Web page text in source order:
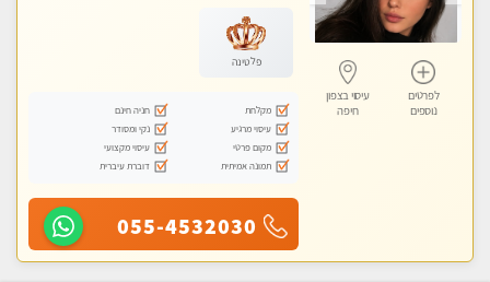
לפרטים
נוספים
עיסוי בצפון
חיפה
פלטינה
מקלחת
חניה חינם
עיסוי מרגיע
נקי ומסודר
מקום פרטי
עיסוי מקצועי
תמונה אמיתית
דוברת עיברית
055-4532030